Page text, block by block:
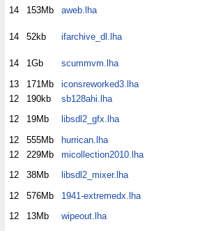
14
153Mb aweb.lha
14 52kb ifarchive_dl.lha
14 1Gb
scummvm.lha
13
171Mb
iconsreworked3.lha
12
190kb
sb128ahi.lha
12
19Mb
libsdl2_gfx.lha
12
555Mb
hurrican.lha
12
229Mb
micollection2010.lha
12
38Mb
libsdl2_mixer.lha
12
576Mb
1941-extremedx.lha
12
13Mb
wipeout.lha